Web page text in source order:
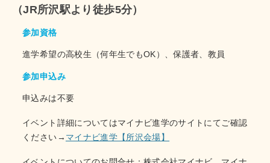
（JR所沢駅より徒歩5分）
参加資格
進学希望の高校生（何年生でもOK）、保護者、教員
参加申込み
申込みは不要
イベント詳細についてはマイナビ進学のサイトにてご確認
ください→ マイナビ進学【所沢会場】